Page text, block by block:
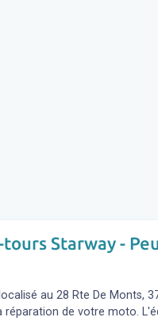
Starway -
au 28 Rte De Monts,
de votre moto.